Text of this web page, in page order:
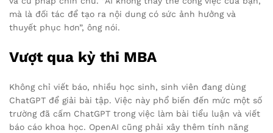
mà là đối tác để tạo ra nội dung có sức ảnh hưởng và
thuyết phục hơn”, ông nói.
Vượt qua kỳ thi MBA
Không chỉ viết báo, nhiều học sinh, sinh viên đang dùng
ChatGPT để giải bài tập. Việc này phổ biến đến mức một số
trường đã cấm ChatGPT trong việc làm bài tiểu luận và viết
báo cáo khoa học. OpenAI cũng phải xây thêm tính năng